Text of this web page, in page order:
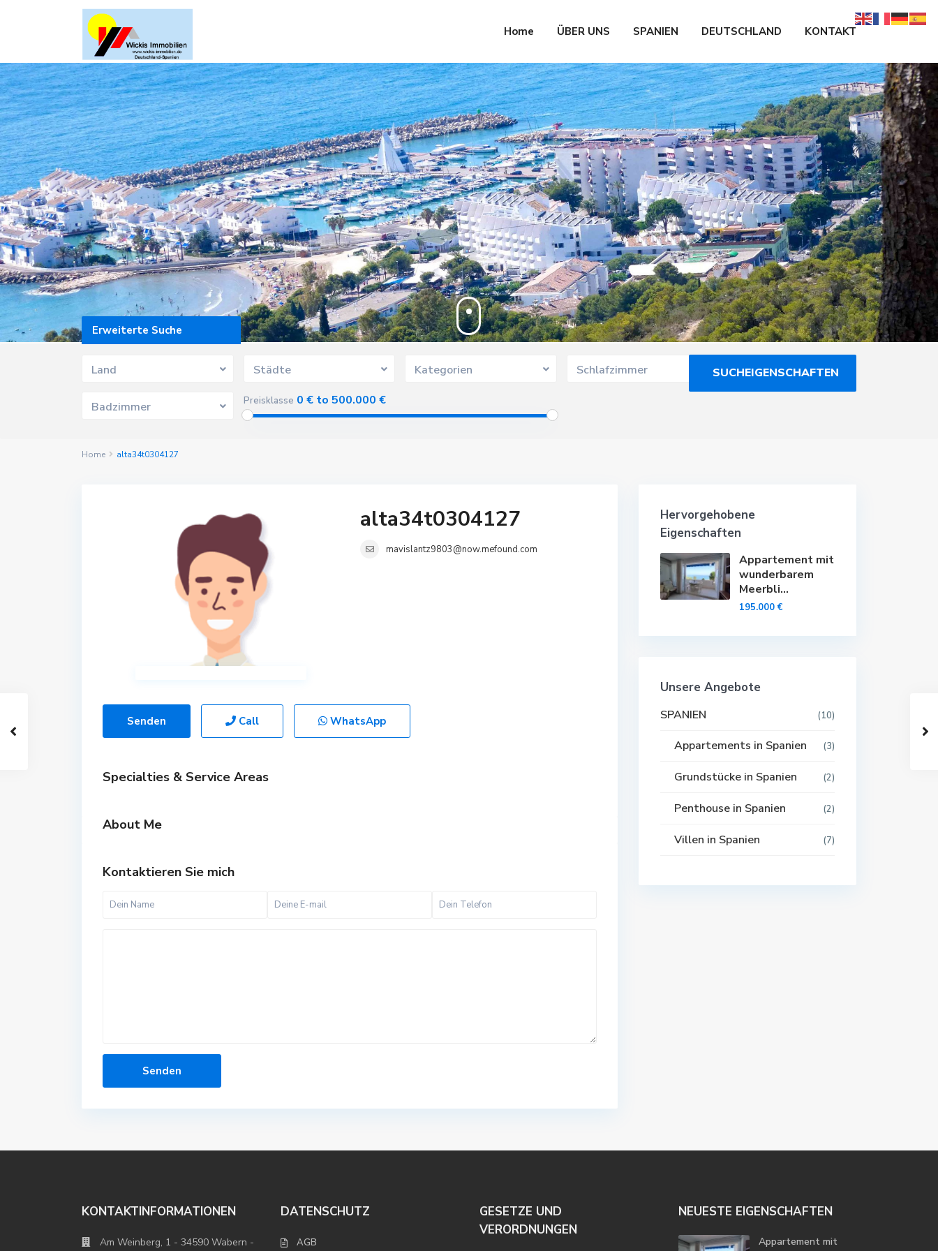
Home ÜBER UNS SPANIEN DEUTSCHLAND KONTAKT
Erweiterte Suche
Land Städte Kategorien Schlafzimmer
Badzimmer Preisklasse 0 € to 500.000 €
Home alta34t0304127
alta34t0304127
mavislantz9803@now.mefound.com
Senden Call WhatsApp
Specialties & Service Areas
About Me
Kontaktieren Sie mich
Hervorgehobene
Eigenschaften
Appartement mit
wunderbarem
Meerbli...
195.000 €
Unsere Angebote
SPANIEN (10)
Appartements in Spanien (3)
Grundstücke in Spanien (2)
Penthouse in Spanien (2)
Villen in Spanien (7)
KONTAKTINFORMATIONEN
Am Weinberg, 1 - 34590 Wabern -
DATENSCHUTZ
AGB
GESETZE UND
VERORDNUNGEN
NEUESTE EIGENSCHAFTEN
Appartement mit